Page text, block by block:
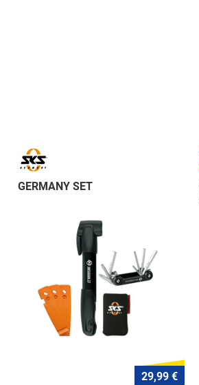
GERMANY SET
29,99 €